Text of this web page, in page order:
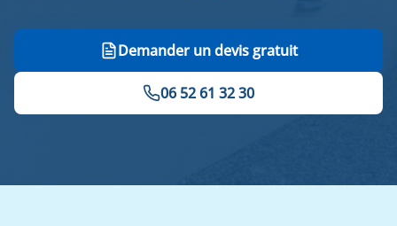
Demander un devis gratuit
06 52 61 32 30